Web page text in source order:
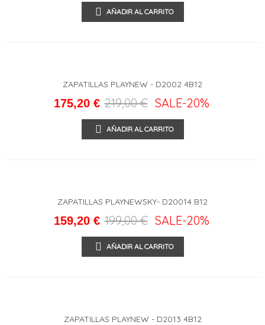
AÑADIR AL CARRITO
ZAPATILLAS PLAYNEW - D2002 4B12
175,20 € 219,00 € SALE-20%
AÑADIR AL CARRITO
ZAPATILLAS PLAYNEWSKY- D20014 B12
159,20 € 199,00 € SALE-20%
AÑADIR AL CARRITO
ZAPATILLAS PLAYNEW - D2013 4B12